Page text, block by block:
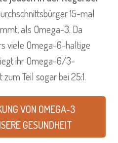
15-mal
als Omega-3. Da
viele Omega-6-haltige
ihr Omega-6/3-
Teil sogar bei 25:1.
VON OMEGA-3
GESUNDHEIT